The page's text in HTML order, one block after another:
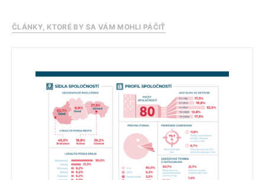
ČLÁNKY, KTORÉ BY SA VÁM MOHLI PÁČIŤ